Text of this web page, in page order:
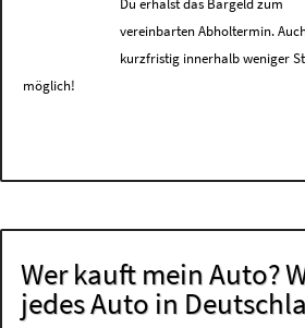
Du erhälst das Bargeld zum
vereinbarten Abholtermin.
kurzfristig innerhalb weniger
möglich!
Wer kauft mein Auto?
jedes Auto in